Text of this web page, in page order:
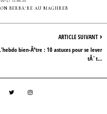
BERBÃ¨RE AU MAGHREB
ARTICLE SUIVANT ›
bien-Ãªtre : 10 astuces pour se lever
tÃ´t...